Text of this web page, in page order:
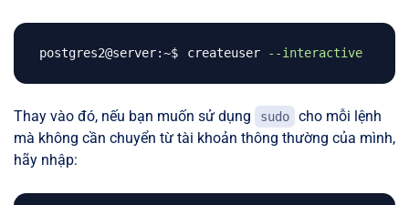
createuser --interactive
Thay vào đó, nếu bạn muốn sử dụng sudo
cho mỗi lệnh
mà không cần chuyển từ tài khoản thông thường của mình,
hãy nhập: